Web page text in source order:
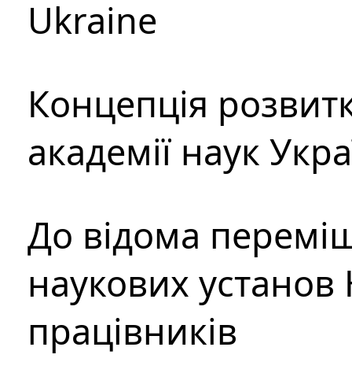
Ukraine
Концепція
академії наук
До відома
наукових установ
працівників